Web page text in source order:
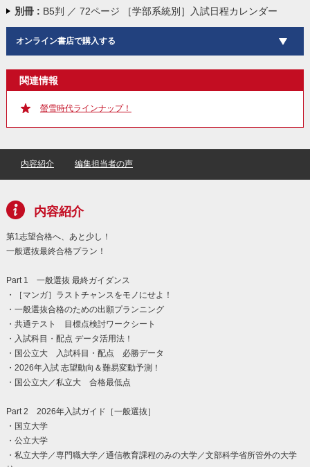
別冊 : B5判 ／ 72ページ ［学部系統別］入試日程カレンダー
オンライン書店で購入する
関連情報
螢雪時代ラインナップ！
内容紹介 編集担当者の声
内容紹介
第1志望合格へ、あと少し！
一般選抜最終合格プラン！
Part 1 一般選抜 最終ガイダンス
・［マンガ］ラストチャンスをモノにせよ！
・一般選抜合格のための出願プランニング
・共通テスト 目標点検討ワークシート
・入試科目・配点 データ活用法！
・国公立大 入試科目・配点 必勝データ
・2026年入試 志望動向＆難易変動予測！
・国公立大／私立大 合格最低点
Part 2 2026年入試ガイド［一般選抜］
・国立大学
・公立大学
・私立大学／専門職大学／通信教育課程のみの大学／文部科学省所管外の大学